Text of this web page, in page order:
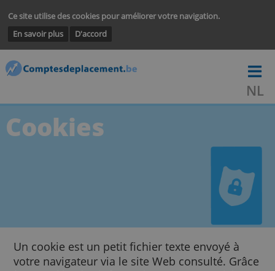
Ce site utilise des cookies pour améliorer votre navigation.
En savoir plus
D'accord
Cookies